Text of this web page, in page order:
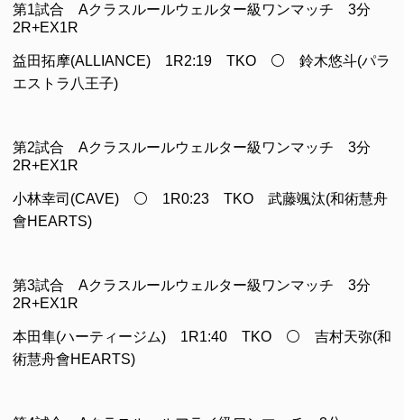
第1試合 Aクラスルールウェルター級ワンマッチ 3分
2R+EX1R
益田拓摩(ALLIANCE) 1R2:19 TKO ⚪ 鈴木悠斗(パラ
エストラ八王子)
第2試合 Aクラスルールウェルター級ワンマッチ 3分
2R+EX1R
小林幸司(CAVE) ⚪ 1R0:23 TKO 武藤颯汰(和術慧舟
會HEARTS)
第3試合 Aクラスルールウェルター級ワンマッチ 3分
2R+EX1R
本田隼(ハーティージム) 1R1:40 TKO ⚪ 吉村天弥(和
術慧舟會HEARTS)